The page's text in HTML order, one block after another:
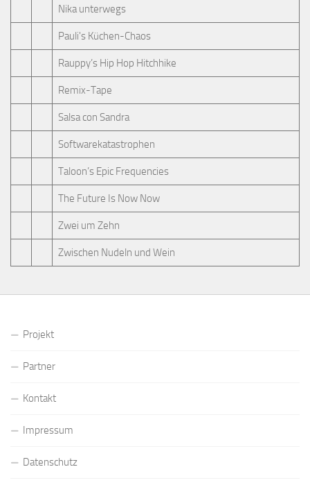
Nika unterwegs
Pauli's Küchen-Chaos
Rauppy’s Hip Hop Hitchhike
Remix-Tape
Salsa con Sandra
Softwarekatastrophen
Taloon’s Epic Frequencies
The Future Is Now Now
Zwei um Zehn
Zwischen Nudeln und Wein
Projekt
Partner
Kontakt
Impressum
Datenschutz